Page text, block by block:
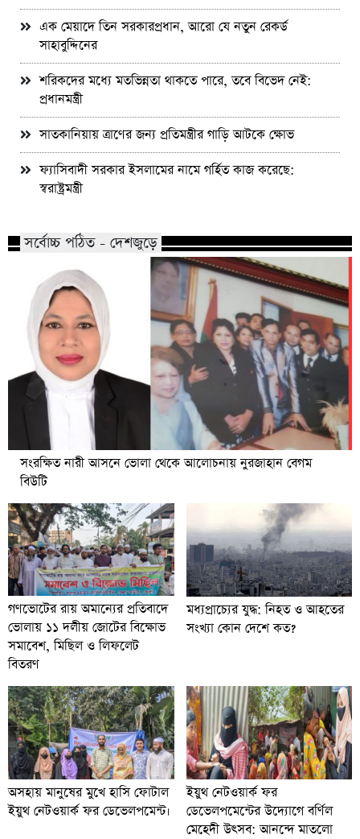
এক মেয়াদে তিন সরকারপ্রধান, আরো যে নতুন রেকর্ড
সাহাবুদ্দিনের
শরিকদের মধ্যে মতভিন্নতা থাকতে পারে, তবে বিভেদ নেই:
প্রধানমন্ত্রী
সাতকানিয়ায় ত্রাণের জন্য প্রতিমন্ত্রীর গাড়ি আটকে ক্ষোভ
ফ্যাসিবাদী সরকার ইসলামের নামে গর্হিত কাজ করেছে:
স্বরাষ্ট্রমন্ত্রী
সর্বোচ্চ পঠিত - দেশজুড়ে
সংরক্ষিত নারী আসনে ভোলা থেকে আলোচনায় নুরজাহান বেগম
বিউটি
গণভোটের রায় অমান্যের প্রতিবাদে
ভোলায় ১১ দলীয় জোটের বিক্ষোভ
সমাবেশ, মিছিল ও লিফলেট
বিতরণ
মধ্যপ্রাচ্যের যুদ্ধ: নিহত ও আহতের
সংখ্যা কোন দেশে কত?
অসহায় মানুষের মুখে হাসি ফোটাল
ইয়ুথ নেটওয়ার্ক ফর ডেভেলপমেন্ট।
ইয়ুথ নেটওয়ার্ক ফর
ডেভেলপমেন্টের উদ্যোগে বর্ণিল
মেহেদী উৎসব: আনন্দে মাতলো